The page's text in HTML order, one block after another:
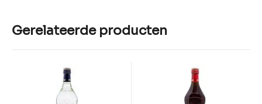
Gerelateerde producten